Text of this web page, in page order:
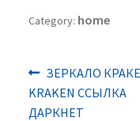
Category: home
Post
Previous
post:
ЗЕРКАЛО
KRAKEN ССЫЛКА
ДАРКНЕТ